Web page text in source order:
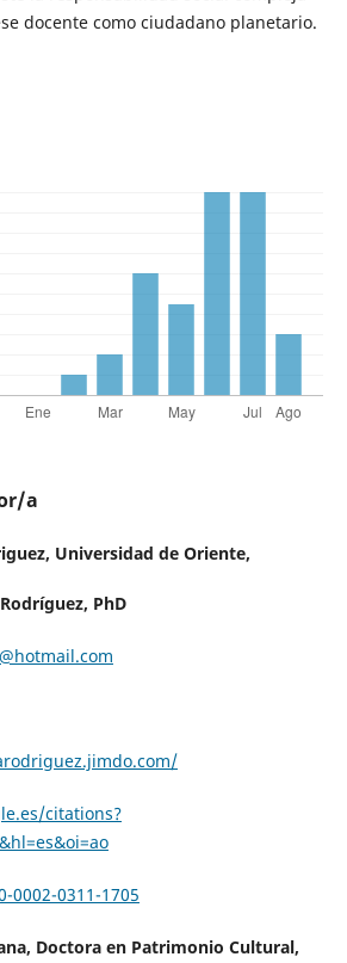
docente como ciudadano planetario.
a
Universidad de Oriente,
PhD
citations?
0311-1705
Doctora en Patrimonio Cultural,